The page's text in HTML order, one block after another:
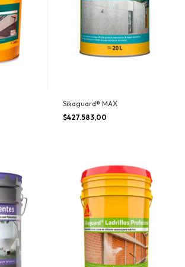
Sikaguard® MAX
$427.583,00